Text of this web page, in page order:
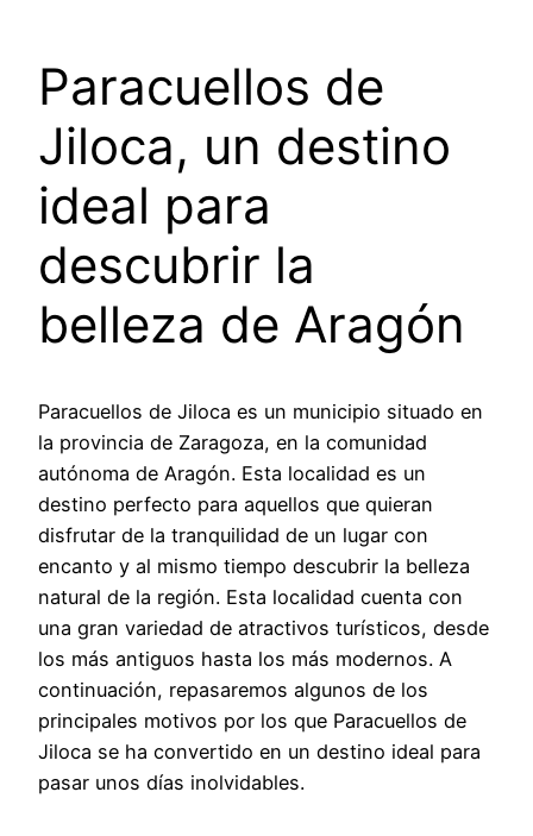
Paracuellos de
Jiloca, un destino
ideal para
descubrir la
belleza de Aragón
Paracuellos de Jiloca es un municipio situado en
la provincia de Zaragoza, en la comunidad
autónoma de Aragón. Esta localidad es un
destino perfecto para aquellos que quieran
disfrutar de la tranquilidad de un lugar con
encanto y al mismo tiempo descubrir la belleza
natural de la región. Esta localidad cuenta con
una gran variedad de atractivos turísticos, desde
los más antiguos hasta los más modernos. A
continuación, repasaremos algunos de los
principales motivos por los que Paracuellos de
Jiloca se ha convertido en un destino ideal para
pasar unos días inolvidables.